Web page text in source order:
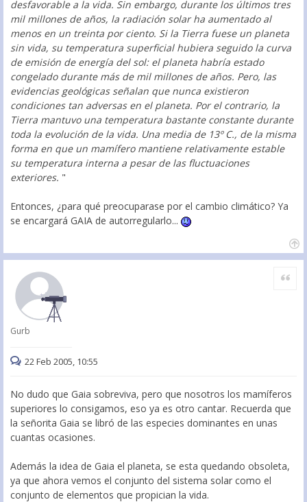
desfavorable a la vida. Sin embargo, durante los últimos tres
mil millones de años, la radiación solar ha aumentado al
menos en un treinta por ciento. Si la Tierra fuese un planeta
sin vida, su temperatura superficial hubiera seguido la curva
de emisión de energía del sol: el planeta habría estado
congelado durante más de mil millones de años. Pero, las
evidencias geológicas señalan que nunca existieron
condiciones tan adversas en el planeta. Por el contrario, la
Tierra mantuvo una temperatura bastante constante durante
toda la evolución de la vida. Una media de 13º C., de la misma
forma en que un mamífero mantiene relativamente estable
su temperatura interna a pesar de las fluctuaciones
exteriores. "
Entonces, ¿para qué preocuparase por el cambio climático? Ya
se encargará GAIA de autorregularlo...
Gurb
Citar
22 Feb 2005, 10:55
No dudo que Gaia sobreviva, pero que nosotros los mamíferos
superiores lo consigamos, eso ya es otro cantar. Recuerda que
la señorita Gaia se libró de las especies dominantes en unas
cuantas ocasiones.
Además la idea de Gaia el planeta, se esta quedando obsoleta,
ya que ahora vemos el conjunto del sistema solar como el
conjunto de elementos que propician la vida.